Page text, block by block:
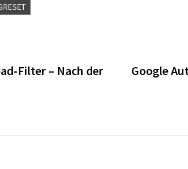
Filter – Nach der
Google